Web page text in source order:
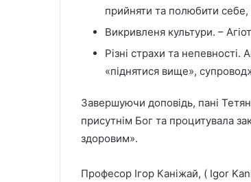
прийняти та полюбити себе,
Викривленя культури. –
Різні страхи та непевності.
«піднятися вище»,
Завершуючи доповідь, пані
присутнім Бог та процитувала
здоровим».
Професор Ігор Каніжай, ( Igor